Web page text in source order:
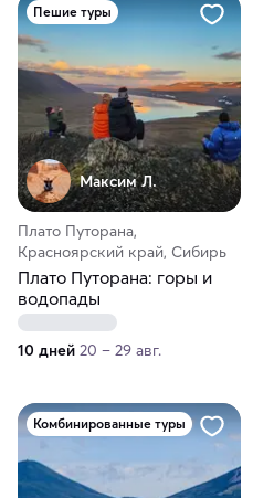
Пешие туры
Максим Л.
Плато Путорана,
Красноярский край, Сибирь
Плато Путорана: горы и
водопады
10 дней 20 – 29 авг.
Комбинированные туры